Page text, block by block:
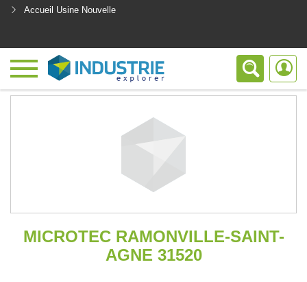
Accueil Usine Nouvelle
MICROTEC RAMONVILLE-SAINT-
AGNE 31520